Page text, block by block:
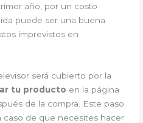
año, por un costo
puede ser una buena
imprevistos en
será cubierto por la
tu producto en la página
de la compra. Este paso
caso de que necesites hacer